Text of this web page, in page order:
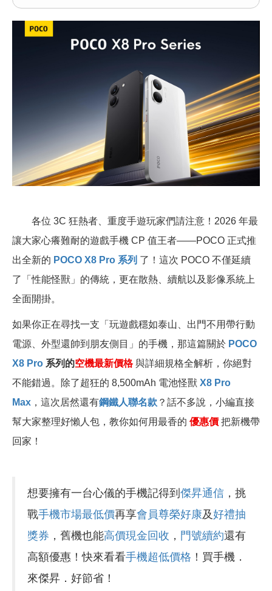
各位 3C 狂熱者、重度手遊玩家們請注意！2026 年最
讓大家心癢難耐的遊戲手機 CP 值王者——POCO 正式推
出全新的 POCO X8 Pro 系列 了！這次 POCO 不僅延續
了「性能怪獸」的傳統，更在散熱、續航以及影像系統上
全面開掛。
如果你正在尋找一支「玩遊戲穩如泰山、出門不用帶行動
電源、外型還帥到朋友側目」的手機，那這篇關於 POCO
X8 Pro 系列的空機最新價格與詳細規格全解析，你絕對
不能錯過。除了超狂的 8,500mAh 電池怪獸 X8 Pro
Max ，這次居然還有鋼鐵人聯名款 ？話不多說，小編直接
幫大家整理好懶人包，教你如何用最香的 優惠價 把新機帶
回家！
想要擁有一台心儀的手機記得到傑昇通信 ，挑
戰手機市場最低價再享會員尊榮好康及好禮抽
獎券 ，舊機也能高價現金回收 ， 門號續約還有
高額優惠！快來看看手機超低價格 ！買手機．
來傑昇．好節省！